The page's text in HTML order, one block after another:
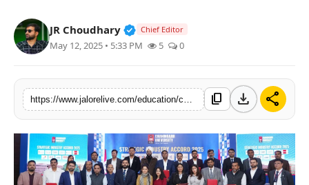
लाइफस्टाइल
मनोरंजन
तकनीक
विशेष
बिज़नेस
JR Choudhary Verified Public Figure • 30 Mar,
Chief Editor
May 12, 2025 • 5:33 PM 5 0
content_copy download share